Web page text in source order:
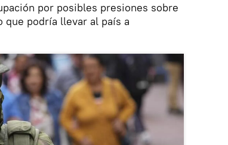
por posibles presiones sobre
podría llevar al país a